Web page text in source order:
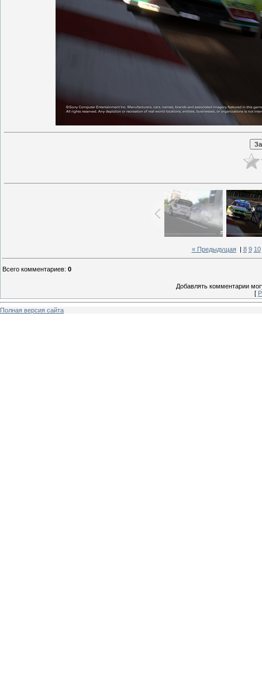
« Предыдущая| 8 9 10
Всего комментариев: 0
Добавлять комментарии
[
Полная версия сайта